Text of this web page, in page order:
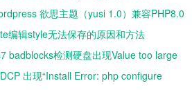
欲思主题（yusi 1.0）兼容PHP8.0
编辑style无法保存的原因和方法
badblocks检测硬盘出现Value too large
的原因和解决办法
出现“Install Error: php configure